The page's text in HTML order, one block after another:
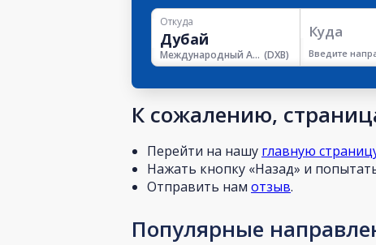
Откуда
Международный Аэропорт Дубая (DXB)
Куда
Введите
К сожалению,
Перейти на нашу главную
Нажать кнопку «Назад» и
Отправить нам отзыв.
Популярные